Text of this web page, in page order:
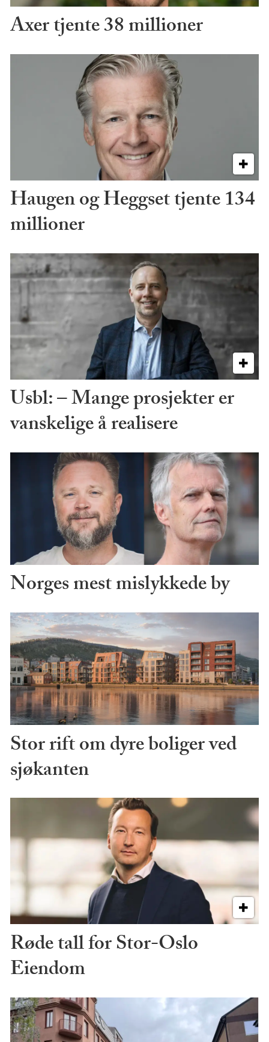
Axer tjente 38 millioner
Haugen og Heggset tjente 134
millioner
Usbl: – Mange prosjekter er
vanskelige å realisere
Norges mest mislykkede by
Stor rift om dyre boliger ved
sjøkanten
Røde tall for Stor-Oslo
Eiendom